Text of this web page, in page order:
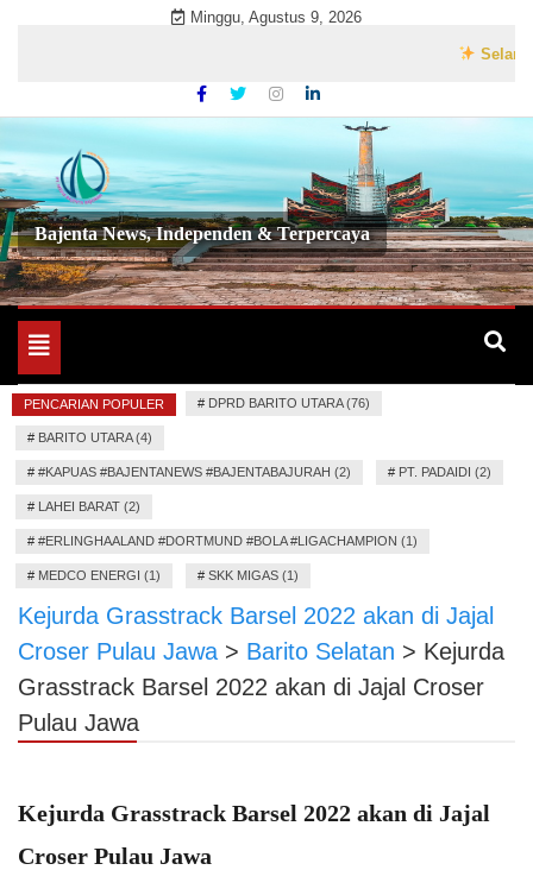
Minggu, Agustus 9, 2026
Selamat
Bajenta News, Independen & Terpercaya
Toggle
navigation
PENCARIAN POPULER # DPRD BARITO UTARA (76)
# BARITO UTARA (4)
# #KAPUAS #BAJENTANEWS #BAJENTABAJURAH (2) # PT. PADAIDI (2)
# LAHEI BARAT (2)
# #ERLINGHAALAND #DORTMUND #BOLA #LIGACHAMPION (1)
# MEDCO ENERGI (1) # SKK MIGAS (1)
Kejurda Grasstrack Barsel 2022 akan di Jajal
Croser Pulau Jawa > Barito Selatan > Kejurda
Grasstrack Barsel 2022 akan di Jajal Croser
Pulau Jawa
Kejurda Grasstrack Barsel 2022 akan di Jajal
Croser Pulau Jawa